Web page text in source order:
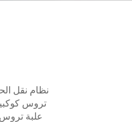
نظام نقل
تروس
علبة تروس